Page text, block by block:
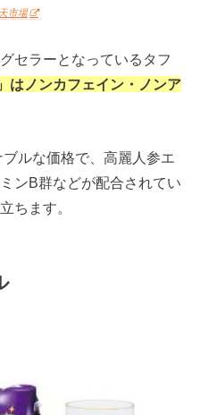
市場
セラーとなっているタフ
はノンカフェイン・ノンア
ルな価格で、高麗人参エ
ンB群などが配合されてい
ちます。